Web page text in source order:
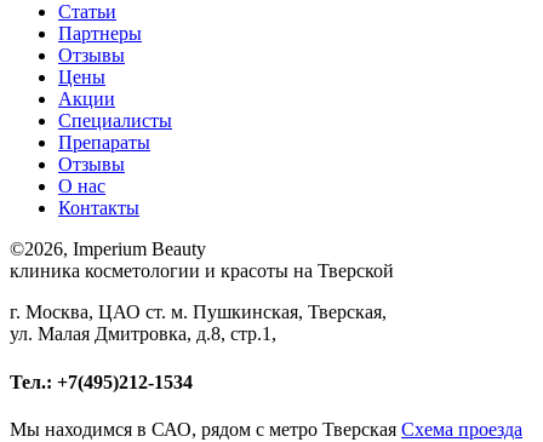
Статьи
Партнеры
Отзывы
Цены
Акции
Специалисты
Препараты
Отзывы
О нас
Контакты
©2026, Imperium Beauty
клиника косметологии и красоты на Тверской
г. Москва, ЦАО ст. м. Пушкинская, Тверская,
ул. Малая Дмитровка, д.8, стр.1,
Тел.: +7(495)212-1534
Мы находимся в САО, рядом с метро Тверская Схема проезда